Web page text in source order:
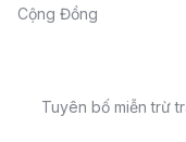
Cộng Đồng
Tuyên bố miễn trừ